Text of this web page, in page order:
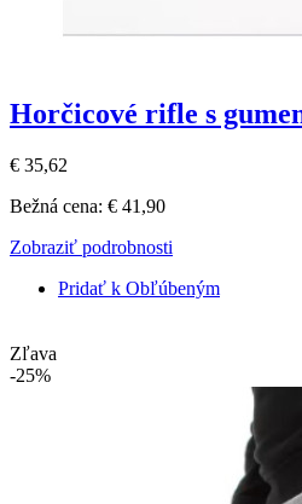
Horčicové rifle s
€ 35,62
Bežná cena: € 41,90
Zobraziť podrobnosti
Pridať k Obľúbeným
Zľava
-25%